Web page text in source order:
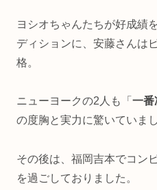
ヨシオちゃんたちが好成績
ディションに、安藤さんは
格。
ニューヨークの2人も「 一番
の度胸と実力に驚いていまし
その後は、福岡吉本でコン
を過ごしておりました。